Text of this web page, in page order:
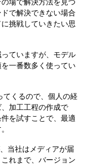
場で解決方法を見つ
で解決できない場合
挑戦していきたい思
ていますが、モデル
一番数多く使ってい
くるので、個人の経
加工工程の作成で
を試すことで、最適
当社はメディアが届
れまで、バージョン